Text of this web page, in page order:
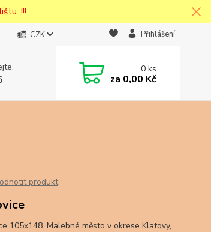
!!!
CZK Přihlášení
0ks
za 0,00 Kč
produkt
105x148. Malebné město v okrese Klatovy,